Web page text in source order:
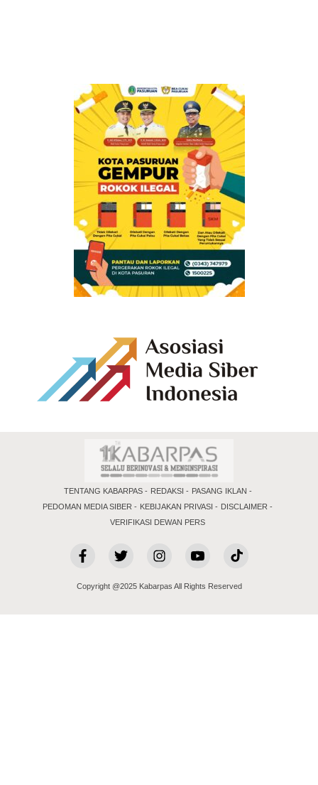
TENTANG KABARPAS REDAKSI
PASANG IKLAN
PEDOMAN MEDIA SIBER
KEBIJAKAN PRIVASI
DISCLAIMER
VERIFIKASI DEWAN PERS
Copyright @2025 Kabarpas All Rights Reserved